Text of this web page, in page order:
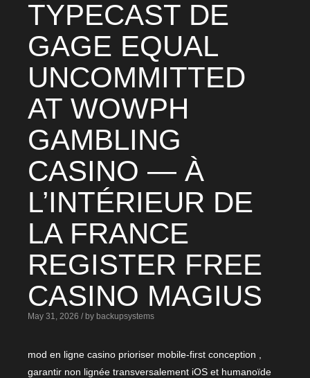
TYPECAST DE
GAGE EQUAL
UNCOMMITTED
AT WOWPH
GAMBLING
CASINO — À
L’INTÉRIEUR DE
LA FRANCE
REGISTER FREE
CASINO MAGIUS
May 31, 2026 / by backupsystems
mod en ligne casino prioriser mobile-first conception ,
garantir non lignée transversalement iOS et humanoïde